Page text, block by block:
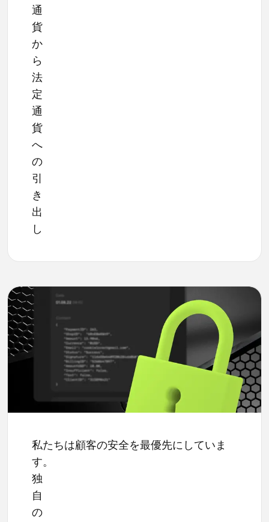
通
貨
か
ら
法
定
通
貨
へ
の
引
き
出
し
私たちは顧客の安全を最優先にしていま
す。
独
自
の